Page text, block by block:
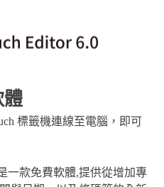
體
標籤機連線至電腦，即可
一款免費軟體,提供從增加專